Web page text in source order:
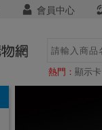
會員中心
熱門： 顯示卡